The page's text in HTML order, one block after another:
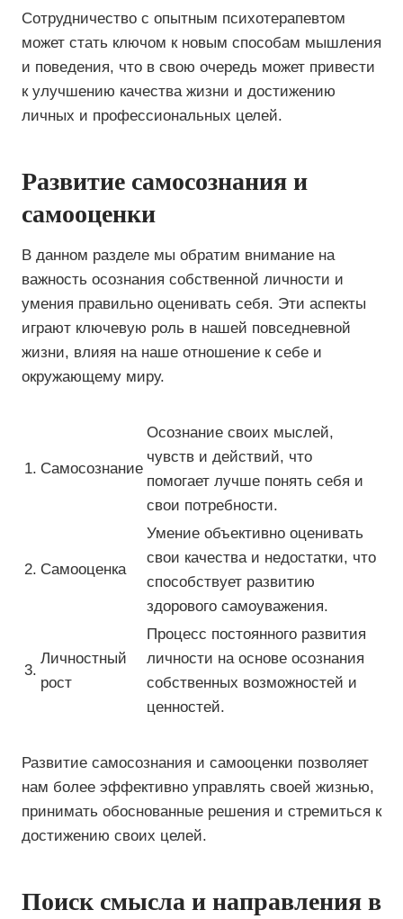
Сотрудничество с опытным психотерапевтом
может стать ключом к новым способам мышления
и поведения, что в свою очередь может привести
к улучшению качества жизни и достижению
личных и профессиональных целей.
Развитие самосознания и
самооценки
В данном разделе мы обратим внимание на
важность осознания собственной личности и
умения правильно оценивать себя. Эти аспекты
играют ключевую роль в нашей повседневной
жизни, влияя на наше отношение к себе и
окружающему миру.
1. Самосознание
Осознание своих мыслей,
чувств и действий, что
помогает лучше понять себя и
свои потребности.
2. Самооценка
Умение объективно оценивать
свои качества и недостатки, что
способствует развитию
здорового самоуважения.
3.
Личностный
рост
Процесс постоянного развития
личности на основе осознания
собственных возможностей и
ценностей.
Развитие самосознания и самооценки позволяет
нам более эффективно управлять своей жизнью,
принимать обоснованные решения и стремиться к
достижению своих целей.
Поиск смысла и направления в